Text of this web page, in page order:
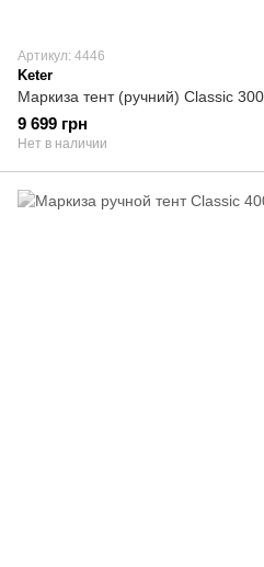
Артикул: 4446
Keter
Маркиза тент (ручний) Classic
9 699 грн
Нет в наличии